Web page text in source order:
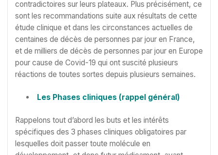
contradictoires sur leurs plateaux. Plus précisément, ce
sont les recommandations suite aux résultats de cette
étude clinique et dans les circonstances actuelles de
centaines de décès de personnes par jour en France,
et de milliers de décès de personnes par jour en Europe
pour cause de Covid-19 qui ont suscité plusieurs
réactions de toutes sortes depuis plusieurs semaines.
Les Phases cliniques (rappel général)
Rappelons tout d’abord les buts et les intérêts
spécifiques des 3 phases cliniques obligatoires par
lesquelles doit passer toute molécule en